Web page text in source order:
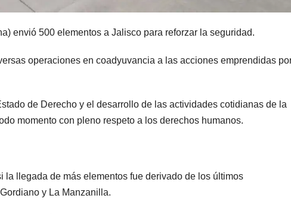
envió 500 elementos a Jalisco para reforzar la seguridad.
operaciones en coadyuvancia a las acciones emprendidas
de Derecho y el desarrollo de las actividades cotidianas de la
momento con pleno respeto a los derechos humanos.
la llegada de más elementos fue derivado de los últimos
y La Manzanilla.